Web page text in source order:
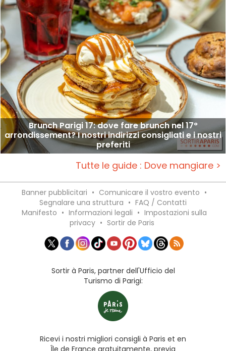
Brunch Parigi 17: dove fare brunch nel 17°
arrondissement? I nostri indirizzi consigliati e i nostri
preferiti
Tutte le guide : Dove mangiare >
Banner pubblicitari • Comunicare il vostro evento •
Segnalare una struttura • FAQ / Contatti
Manifesto • Informazioni legali • Impostazioni sulla
privacy • Sortir de Paris
Sortir à Paris, partner dell'Ufficio del
Turismo di Parigi:
Ricevi i nostri migliori consigli à Paris et en